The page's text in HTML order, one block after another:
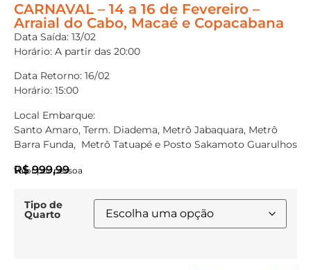
CARNAVAL – 14 a 16 de Fevereiro –
Arraial do Cabo, Macaé e Copacabana
Data Saída: 13/02
Horário: A partir das 20:00
Data Retorno: 16/02
Horário: 15:00
Local Embarque:
Santo Amaro, Term. Diadema, Metrô Jabaquara, Metrô
Barra Funda, Metrô Tatuapé e Posto Sakamoto Guarulhos
R$999,99
Valor por pessoa
Tipo de
Quarto